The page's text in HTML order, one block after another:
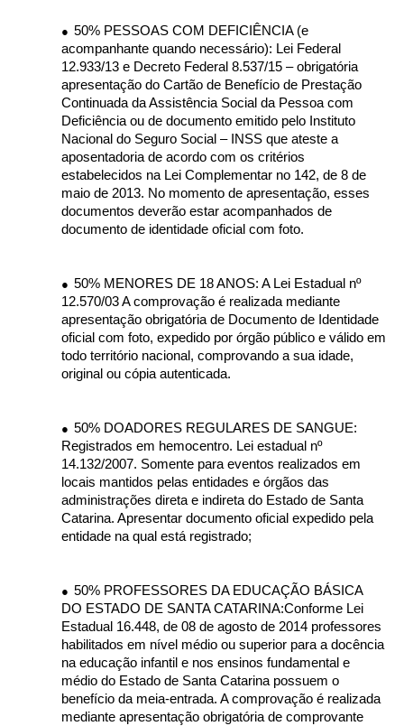
● 50% PESSOAS COM DEFICIÊNCIA (e
acompanhante quando necessário): Lei Federal
12.933/13 e Decreto Federal 8.537/15 – obrigatória
apresentação do Cartão de Benefício de Prestação
Continuada da Assistência Social da Pessoa com
Deficiência ou de documento emitido pelo Instituto
Nacional do Seguro Social – INSS que ateste a
aposentadoria de acordo com os critérios
estabelecidos na Lei Complementar no 142, de 8 de
maio de 2013. No momento de apresentação, esses
documentos deverão estar acompanhados de
documento de identidade oficial com foto.
● 50% MENORES DE 18 ANOS: A Lei Estadual nº
12.570/03 A comprovação é realizada mediante
apresentação obrigatória de Documento de Identidade
oficial com foto, expedido por órgão público e válido em
todo território nacional, comprovando a sua idade,
original ou cópia autenticada.
● 50% DOADORES REGULARES DE SANGUE:
Registrados em hemocentro. Lei estadual nº
14.132/2007. Somente para eventos realizados em
locais mantidos pelas entidades e órgãos das
administrações direta e indireta do Estado de Santa
Catarina. Apresentar documento oficial expedido pela
entidade na qual está registrado;
● 50% PROFESSORES DA EDUCAÇÃO BÁSICA
DO ESTADO DE SANTA CATARINA:Conforme Lei
Estadual 16.448, de 08 de agosto de 2014 professores
habilitados em nível médio ou superior para a docência
na educação infantil e nos ensinos fundamental e
médio do Estado de Santa Catarina possuem o
benefício da meia-entrada. A comprovação é realizada
mediante apresentação obrigatória de comprovante